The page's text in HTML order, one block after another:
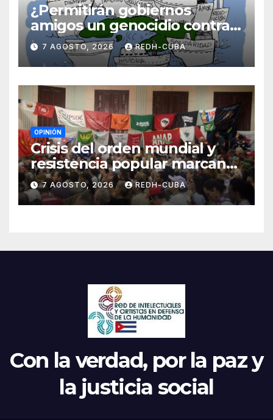
¿Permitirán gobiernos
amigos un genocidio contra
Cuba? Por Hedelberto López
Blanch
7 AGOSTO, 2026 REDH-CUBA
OPINIÓN
Crisis del orden mundial y
resistencia popular marcan
el inicio de la IV Asamblea
Continental de ALBA
Movimientos en Cuba
7 AGOSTO, 2026 REDH-CUBA
Con la verdad, por la paz y
la justicia social